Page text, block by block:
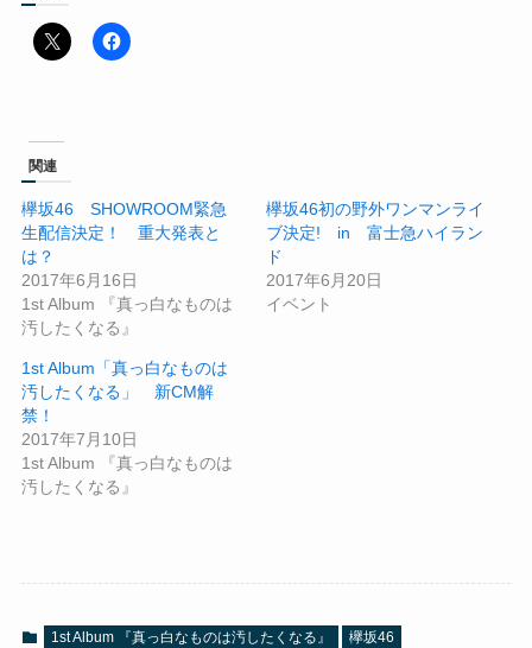
関連
欅坂46 SHOWROOM緊急
生配信決定！ 重大発表と
は？
2017年6月16日
1st Album 『真っ白なものは
汚したくなる』
欅坂46初の野外ワンマンライ
ブ決定! in 富士急ハイラン
ド
2017年6月20日
イベント
1st Album「真っ白なものは
汚したくなる」 新CM解
禁！
2017年7月10日
1st Album 『真っ白なものは
汚したくなる』
1st Album 『真っ白なものは汚したくなる』 欅坂46